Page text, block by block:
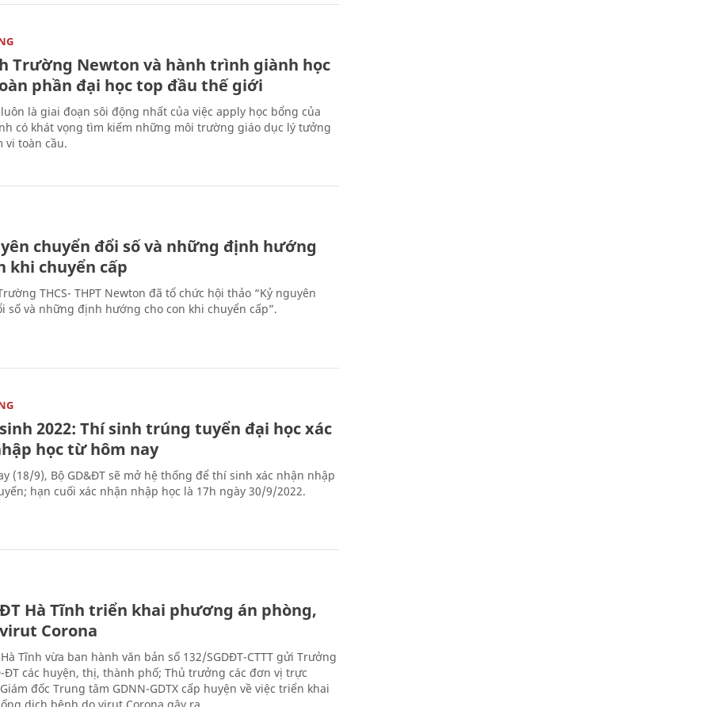
Trường Newton và hành trình giành học
phần đại học top đầu thế giới
là giai đoạn sôi động nhất của việc apply học bổng của
có khát vọng tìm kiếm những môi trường giáo dục lý tưởng
vi toàn cầu.
chuyển đổi số và những định hướng
khi chuyển cấp
THCS- THPT Newton đã tổ chức hội thảo “Kỷ nguyên
số và những định hướng cho con khi chuyển cấp”.
2022: Thí sinh trúng tuyển đại học xác
học từ hôm nay
(18/9), Bộ GD&ĐT sẽ mở hệ thống để thí sinh xác nhận nhập
hạn cuối xác nhận nhập học là 17h ngày 30/9/2022.
ĐT Hà Tĩnh triển khai phương án phòng,
Corona
Tĩnh vừa ban hành văn bản số 132/SGDĐT-CTTT gửi Trưởng
ĐT các huyện, thị, thành phố; Thủ trưởng các đơn vị trực
đốc Trung tâm GDNN-GDTX cấp huyện về việc triển khai